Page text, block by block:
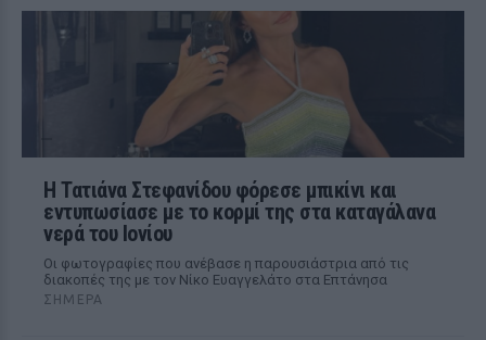
Η Τατιάνα Στεφανίδου φόρεσε μπικίνι και
εντυπωσίασε με το κορμί της στα καταγάλανα
νερά του Ιονίου
Οι φωτογραφίες που ανέβασε η παρουσιάστρια από τις
διακοπές της με τον Νίκο Ευαγγελάτο στα Επτάνησα
ΣΉΜΕΡΑ